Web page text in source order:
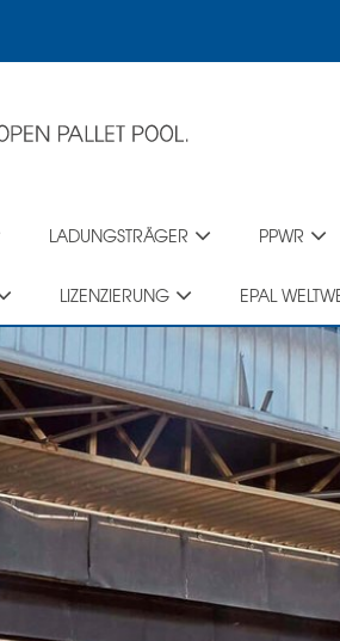
LADUNGSTRÄGER PPWR
LIZENZIERUNG EPAL